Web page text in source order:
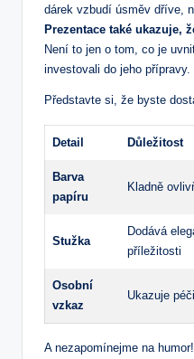
dárek vzbudí úsměv dříve,
Prezentace také ukazuje,
Není to jen o tom, co je
investovali do jeho přípravy.
Představte si, že byste
Detail Důležitost
Barva
papíru
Kladně
Stužka
Dodává
příležitosti
Osobní
vzkaz
Ukazuje
A nezapomínejme na